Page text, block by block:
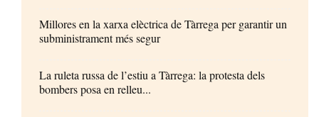
Millores en la xarxa elèctrica de Tàrrega per garantir un
subministrament més segur
La ruleta russa de l’estiu a Tàrrega: la protesta dels
bombers posa en relleu...